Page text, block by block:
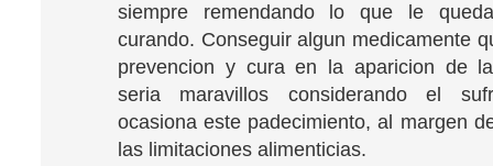
siempre remendando lo que le
curando. Conseguir algun medicamente
prevencion y cura en la aparicion de
seria maravillos considerando el
ocasiona este padecimiento, al margen
las limitaciones alimenticias.